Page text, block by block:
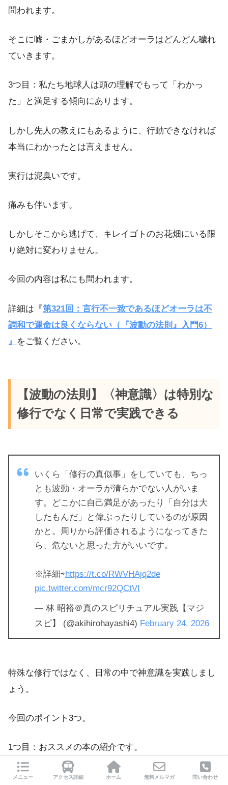
問われます。
そこに嘘・ごまかしがあるほどオーラはどんどん穢れ
ていきます。
3つ目：私たち地球人は頭の理解でもって「わかっ
た」と満足する傾向にあります。
しかし先人の教えにもあるように、行動できなければ
本当にわかったとは言えません。
実行は泥臭いです。
痛みも伴います。
しかしそこから逃げて、キレイゴトのお花畑にいる限
り絶対に変わりません。
今回の内容は私にも問われます。
詳細は『第321回：言行不一致であるほどオーラは不
調和で運命は良くならない（『波動の法則』入門6）
』 をご覧ください。
【波動の法則】〈神意識〉は特別な
修行でなく日常で実践できる
いくら「修行の真似事」をしていても、ちっ
とも波動・オーラが清らかでない人がいま
す。どこかに自己満足があったり「自分は大
したもんだ」と偉ぶったりしているのが原因
かと。周りから評価されるようになってきた
ら、危ないと思った方がいいです。
※詳細⇨https://t.co/RWVHAjq2de
pic.twitter.com/mcr92QCtVI
— 林 昭裕＠真のスピリチュアル実践【マジ
スピ】 (@akihirohayashi4) February 24, 2026
特殊な修行ではなく、日常の中で神意識を実践しまし
ょう。
今回のポイント3つ。
1つ目：おススメの本の紹介です。
足立幸子さんの『あるがままに生きる』という本で
メニュー アクセス詳細 ホーム 無料メルマガ 問い合わせ